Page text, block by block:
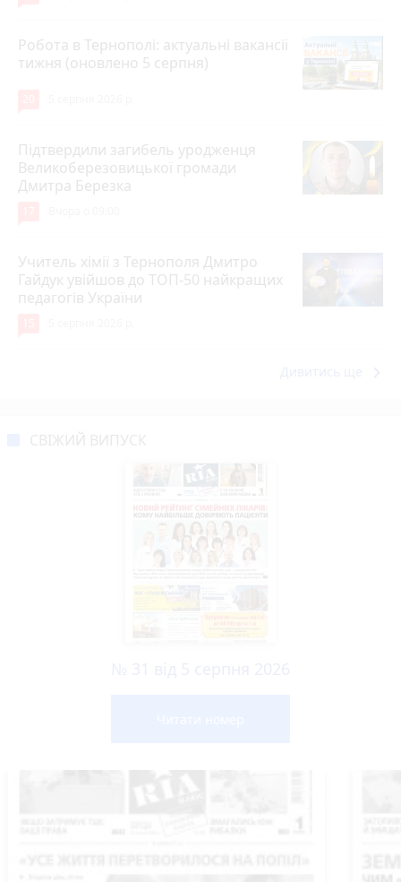
Робота в Тернополі: актуальні вакансії
тижня (оновлено 5 серпня)
Підтвердили загибель уродженця
Великоберезовицької громади
Дмитра Березка
Учитель хімії з Тернополя Дмитро
Гайдук увійшов до ТОП-50 найкращих
педагогів України